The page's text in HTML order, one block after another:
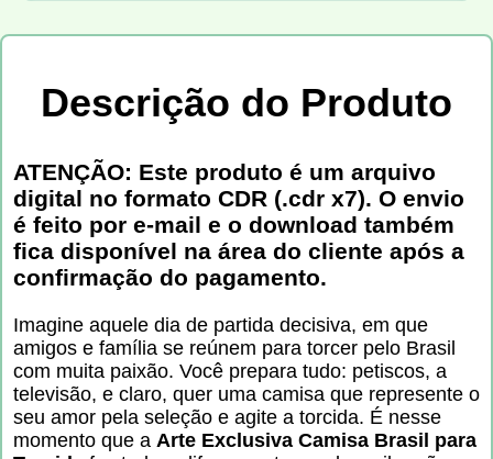
Descrição do Produto
ATENÇÃO: Este produto é um arquivo
digital no formato CDR (.cdr x7). O envio
é feito por e-mail e o download também
fica disponível na área do cliente após a
confirmação do pagamento.
Imagine aquele dia de partida decisiva, em que
amigos e família se reúnem para torcer pelo Brasil
com muita paixão. Você prepara tudo: petiscos, a
televisão, e claro, quer uma camisa que represente o
seu amor pela seleção e agite a torcida. É nesse
momento que a Arte Exclusiva Camisa Brasil para